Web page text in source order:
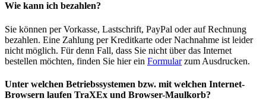
Wie kann ich bezahlen?
Sie können per Vorkasse, Lastschrift, PayPal oder auf Rechnung
bezahlen. Eine Zahlung per Kreditkarte oder Nachnahme ist leider
nicht möglich. Für denn Fall, dass Sie nicht über das Internet
bestellen möchten, finden Sie hier ein Formularzum Ausdrucken.
Unter welchen Betriebssystemen bzw. mit welchen Internet-
Browsern laufen TraXEx und Browser-Maulkorb?